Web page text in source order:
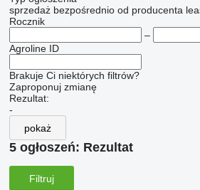
sprzedaż bezpośrednio od producenta
Rocznik
–
Agroline ID
Brakuje Ci niektórych filtrów?
Zaproponuj zmianę
Rezultat:
-
pokaż
5 ogłoszeń: Rezultat
Filtruj